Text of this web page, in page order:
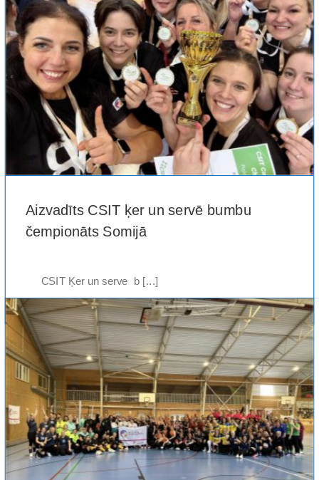
Aizvadīts CSIT ķer un servē bumbu
čempionāts Somijā
CSIT Ķer un serve b [...]